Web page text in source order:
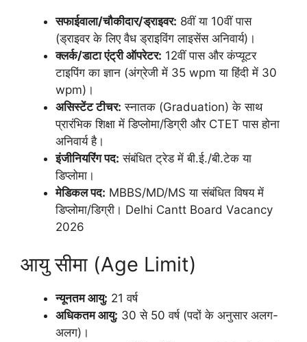
सफाईवाला/चौकीदार/ड्राइवर: 8वीं या 10वीं पास
(ड्राइवर के लिए वैध ड्राइविंग लाइसेंस अनिवार्य)।
क्लर्क/डाटा एंट्री ऑपरेटर: 12वीं पास और कंप्यूटर
टाइपिंग का ज्ञान (अंग्रेजी में 35 wpm या हिंदी में 30
wpm)।
असिस्टेंट टीचर: स्नातक (Graduation) के साथ
प्रारंभिक शिक्षा में डिप्लोमा/डिग्री और CTET पास होना
अनिवार्य है।
इंजीनियरिंग पद: संबंधित ट्रेड में बी.ई./बी.टेक या
डिप्लोमा।
मेडिकल पद: MBBS/MD/MS या संबंधित विषय में
डिप्लोमा/डिग्री। Delhi Cantt Board Vacancy
2026
आयु सीमा (Age Limit)
न्यूनतम आयु: 21 वर्ष
अधिकतम आयु: 30 से 50 वर्ष (पदों के अनुसार अलग-
अलग)।